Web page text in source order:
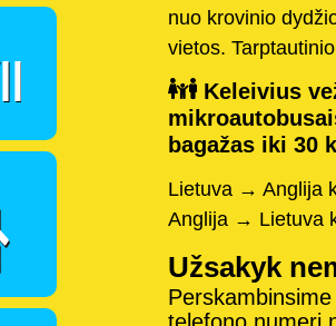
nuo krovinio
vietos.
Keleivius
bagažas iki 30
Lietuva → Anglija
Anglija → Lietuva
Užsakyk
telefono numerį